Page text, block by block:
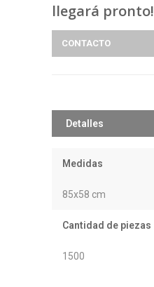
llegará pronto!
CONTACTO
Detalles
Medidas
85x58 cm
Cantidad de piezas
1500